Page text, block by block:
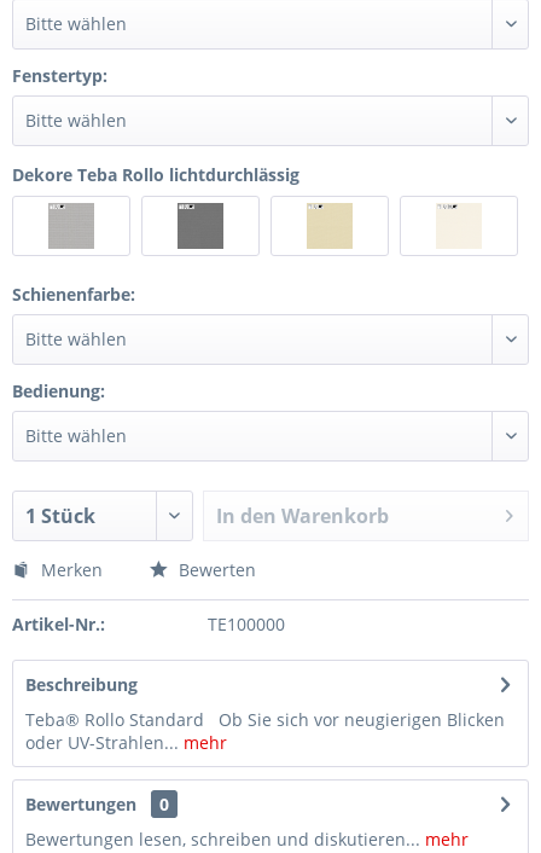
Fenstertyp:
Dekore Teba Rollo lichtdurchlässig
Schienenfarbe:
Bedienung:
In den Warenkorb
Merken Bewerten
Artikel-Nr.: TE100000
Beschreibung
Teba® Rollo Standard Ob Sie sich vor neugierigen Blicken
oder UV-Strahlen... mehr
Bewertungen
0
Bewertungen lesen, schreiben und diskutieren... mehr